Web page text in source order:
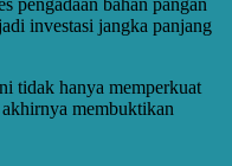
investasi jangka panjang
tidak hanya memperkuat
membuktikan